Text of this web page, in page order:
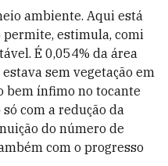
ambiente. Aqui está
estimula, comi
É 0,054% da área
sem vegetação em
bem ínfimo no tocante
com a redução da
do número de
com o progresso